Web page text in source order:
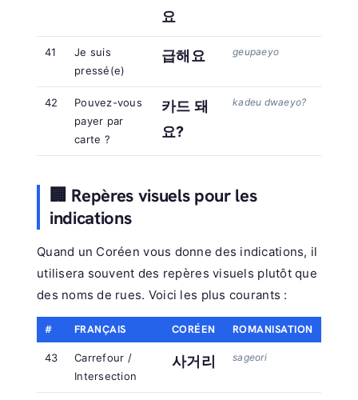
요
41
Je suis
pressé(e)
급해요 geupaeyo
42
Pouvez-vous
payer par
carte ?
카드 돼
요?
kadeu dwaeyo?
🏢 Repères visuels pour les
indications
Quand un Coréen vous donne des indications, il
utilisera souvent des repères visuels plutôt que
des noms de rues. Voici les plus courants :
# FRANÇAIS CORÉEN ROMANISATION
43
Carrefour /
Intersection
사거리 sageori